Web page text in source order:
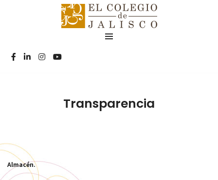
Transparencia
Almacén.